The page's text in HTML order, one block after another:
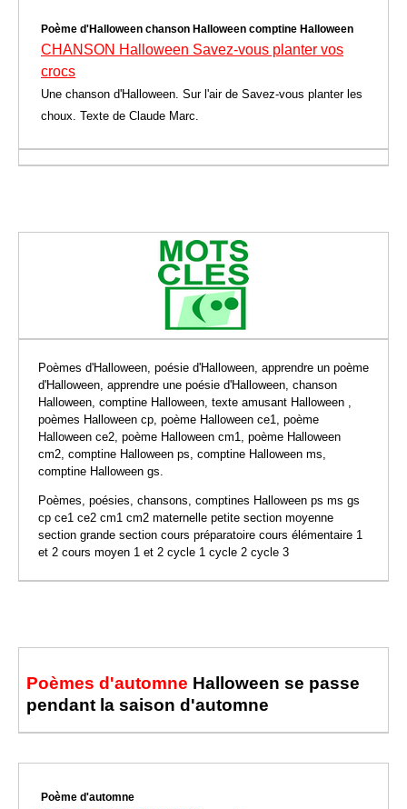
Poème d'Halloween chanson Halloween comptine Halloween
CHANSON Halloween Savez-vous planter vos
crocs
Une chanson d'Halloween. Sur l'air de Savez-vous planter les
choux. Texte de Claude Marc.
Poèmes d'Halloween, poésie d'Halloween, apprendre un poème
d'Halloween, apprendre une poésie d'Halloween, chanson
Halloween, comptine Halloween, texte amusant Halloween ,
poèmes Halloween cp, poème Halloween ce1, poème
Halloween ce2, poème Halloween cm1, poème Halloween
cm2, comptine Halloween ps, comptine Halloween ms,
comptine Halloween gs.
Poèmes, poésies, chansons, comptines Halloween ps ms gs
cp ce1 ce2 cm1 cm2 maternelle petite section moyenne
section grande section cours préparatoire cours élémentaire 1
et 2 cours moyen 1 et 2 cycle 1 cycle 2 cycle 3
Poèmes d'automne Halloween se passe
pendant la saison d'automne
Poème d'automne